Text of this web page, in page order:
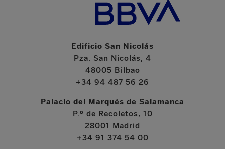
Edificio San Nicolás
Pza. San Nicolás, 4
48005 Bilbao
+34 94 487 56 26
Palacio del Marqués de Salamanca
P.º de Recoletos, 10
28001 Madrid
+34 91 374 54 00